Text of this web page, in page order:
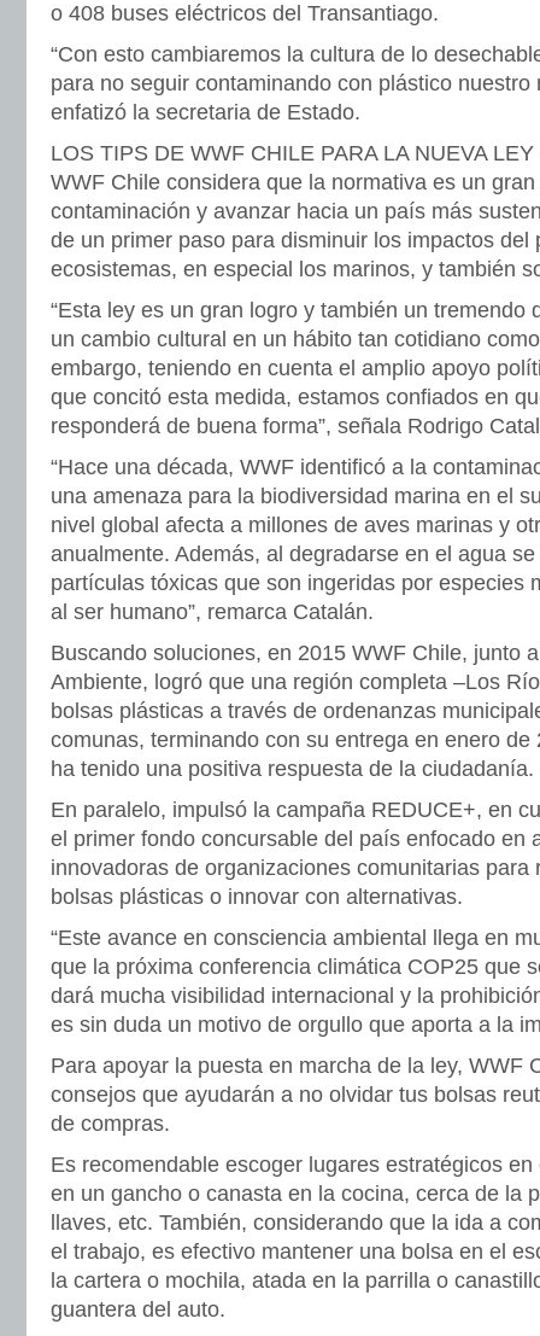
o 408 buses eléctricos del Transantiago.
“Con esto cambiaremos la cultura de lo
para no seguir contaminando con plástico nuestro
enfatizó la secretaria de Estado.
LOS TIPS DE WWF CHILE PARA LA NUEVA LEY
WWF Chile considera que la normativa es un
contaminación y avanzar hacia un país más
de un primer paso para disminuir los impactos del
ecosistemas, en especial los marinos, y también
“Esta ley es un gran logro y también un tremendo
un cambio cultural en un hábito tan cotidiano
embargo, teniendo en cuenta el amplio apoyo
que concitó esta medida, estamos confiados en
responderá de buena forma”, señala Rodrigo
“Hace una década, WWF identificó a la
una amenaza para la biodiversidad marina en el
nivel global afecta a millones de aves marinas y
anualmente. Además, al degradarse en el agua
partículas tóxicas que son ingeridas por especies
al ser humano”, remarca Catalán.
Buscando soluciones, en 2015 WWF Chile, junto
Ambiente, logró que una región completa –Los
bolsas plásticas a través de ordenanzas
comunas, terminando con su entrega en enero de
ha tenido una positiva respuesta de la ciudadanía.
En paralelo, impulsó la campaña REDUCE+, en
el primer fondo concursable del país enfocado en
innovadoras de organizaciones comunitarias para
bolsas plásticas o innovar con alternativas.
“Este avance en consciencia ambiental llega en
que la próxima conferencia climática COP25 que
dará mucha visibilidad internacional y la
es sin duda un motivo de orgullo que aporta a la
Para apoyar la puesta en marcha de la ley, WWF
consejos que ayudarán a no olvidar tus bolsas
de compras.
Es recomendable escoger lugares estratégicos
en un gancho o canasta en la cocina, cerca de la
llaves, etc. También, considerando que la ida a
el trabajo, es efectivo mantener una bolsa en el
la cartera o mochila, atada en la parrilla o
guantera del auto.